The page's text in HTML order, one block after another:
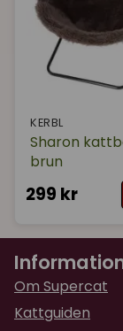
KERBL
Sharon
brun
299 kr
Om Supercat
Kattguiden